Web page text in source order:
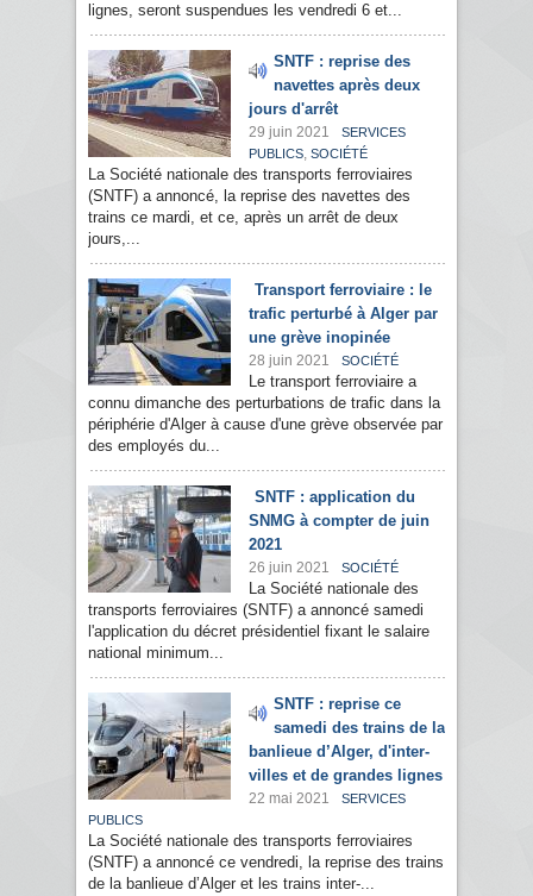
lignes, seront suspendues les vendredi 6 et...
SNTF : reprise des
navettes après deux
jours d'arrêt
29 juin 2021
SERVICES
PUBLICS, SOCIÉTÉ
La Société nationale des transports ferroviaires
(SNTF) a annoncé, la reprise des navettes des
trains ce mardi, et ce, après un arrêt de deux
jours,...
Transport ferroviaire : le
trafic perturbé à Alger par
une grève inopinée
28 juin 2021 SOCIÉTÉ
Le transport ferroviaire a
connu dimanche des perturbations de trafic dans la
périphérie d'Alger à cause d'une grève observée par
des employés du...
SNTF : application du
SNMG à compter de juin
2021
26 juin 2021 SOCIÉTÉ
La Société nationale des
transports ferroviaires (SNTF) a annoncé samedi
l'application du décret présidentiel fixant le salaire
national minimum...
SNTF : reprise ce
samedi des trains de la
banlieue d’Alger, d'inter-
villes et de grandes lignes
22 mai 2021
SERVICES
PUBLICS
La Société nationale des transports ferroviaires
(SNTF) a annoncé ce vendredi, la reprise des trains
de la banlieue d’Alger et les trains inter-...